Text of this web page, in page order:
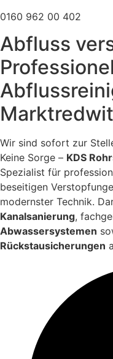
0160 962 00 402
Abfluss
Wir sind sofort zur
Keine Sorge – KDS
Spezialist für
beseitigen
modernster Technik.
Kanalsanierung,
Abwassersystemen
Rückstausicherungen